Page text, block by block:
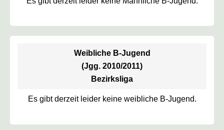
Weibliche B-Jugend
(Jgg. 2010/2011)
Bezirksliga
Es gibt derzeit leider keine weibliche B-Jugend.